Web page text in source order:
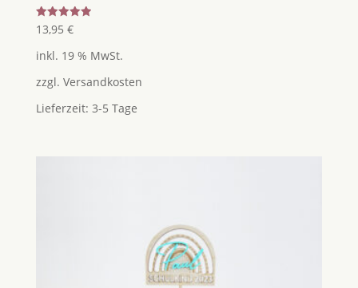
Bewertet
mit
von 5
13,95 €
inkl. 19 % MwSt.
zzgl. Versandkosten
Lieferzeit: 3-5 Tage